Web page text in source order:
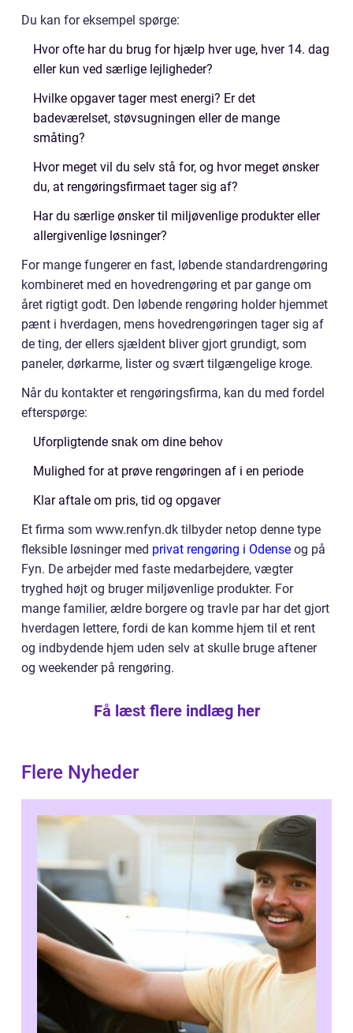
Du kan for eksempel spørge:
Hvor ofte har du brug for hjælp hver uge, hver 14. dag
eller kun ved særlige lejligheder?
Hvilke opgaver tager mest energi? Er det
badeværelset, støvsugningen eller de mange
småting?
Hvor meget vil du selv stå for, og hvor meget ønsker
du, at rengøringsfirmaet tager sig af?
Har du særlige ønsker til miljøvenlige produkter eller
allergivenlige løsninger?
For mange fungerer en fast, løbende standardrengøring
kombineret med en hovedrengøring et par gange om
året rigtigt godt. Den løbende rengøring holder hjemmet
pænt i hverdagen, mens hovedrengøringen tager sig af
de ting, der ellers sjældent bliver gjort grundigt, som
paneler, dørkarme, lister og svært tilgængelige kroge.
Når du kontakter et rengøringsfirma, kan du med fordel
efterspørge:
Uforpligtende snak om dine behov
Mulighed for at prøve rengøringen af i en periode
Klar aftale om pris, tid og opgaver
Et firma som www.renfyn.dk tilbyder netop denne type
fleksible løsninger med privat rengøring i Odense og på
Fyn. De arbejder med faste medarbejdere, vægter
tryghed højt og bruger miljøvenlige produkter. For
mange familier, ældre borgere og travle par har det gjort
hverdagen lettere, fordi de kan komme hjem til et rent
og indbydende hjem uden selv at skulle bruge aftener
og weekender på rengøring.
Få læst flere indlæg her
Flere Nyheder